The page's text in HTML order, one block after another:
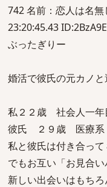
742 名前：恋人は名
23:20:45.43
ぶったぎりー
婚活で彼氏の元カノと
私２２歳 社会人一年
彼氏 ２９歳 医療系
私と彼氏は付き合っ
でもお互い「お見合
新しい出会いはもち